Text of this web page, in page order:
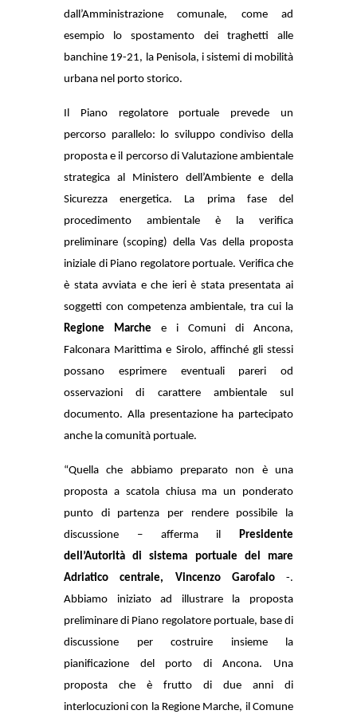
dall’Amministrazione comunale, come ad
esempio lo spostamento dei traghetti alle
banchine 19-21, la Penisola, i sistemi di mobilità
urbana nel porto storico.
Il Piano regolatore portuale prevede un
percorso parallelo: lo sviluppo condiviso della
proposta e il percorso di Valutazione ambientale
strategica al Ministero dell’Ambiente e della
Sicurezza energetica. La prima fase del
procedimento ambientale è la verifica
preliminare (scoping) della Vas della proposta
iniziale di Piano regolatore portuale. Verifica che
è stata avviata e che ieri è stata presentata ai
soggetti con competenza ambientale, tra cui la
Regione Marche e i Comuni di Ancona,
Falconara Marittima e Sirolo, affinché gli stessi
possano esprimere eventuali pareri od
osservazioni di carattere ambientale sul
documento. Alla presentazione ha partecipato
anche la comunità portuale.
“Quella che abbiamo preparato non è una
proposta a scatola chiusa ma un ponderato
punto di partenza per rendere possibile la
discussione – afferma il Presidente
dell’Autorità di sistema portuale del mare
Adriatico centrale, Vincenzo Garofalo-.
Abbiamo iniziato ad illustrare la proposta
preliminare di Piano regolatore portuale, base di
discussione per costruire insieme la
pianificazione del porto di Ancona. Una
proposta che è frutto di due anni di
interlocuzioni con la Regione Marche, il Comune